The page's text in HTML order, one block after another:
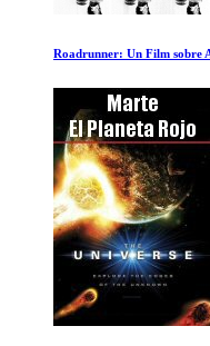
El escuadron maldito